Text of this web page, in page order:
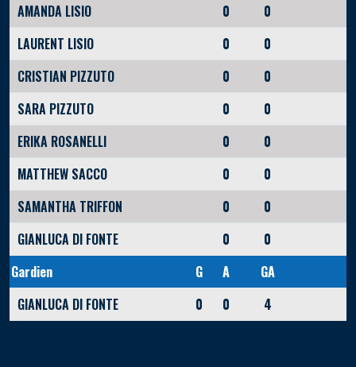
AMANDA LISIO
0
0
LAURENT LISIO
0
0
CRISTIAN PIZZUTO
0
0
SARA PIZZUTO
0
0
ERIKA ROSANELLI
0
0
MATTHEW SACCO
0
0
SAMANTHA TRIFFON
0
0
GIANLUCA DI FONTE
0
0
Gardien
G A
GA
GIANLUCA DI FONTE
0 0 4